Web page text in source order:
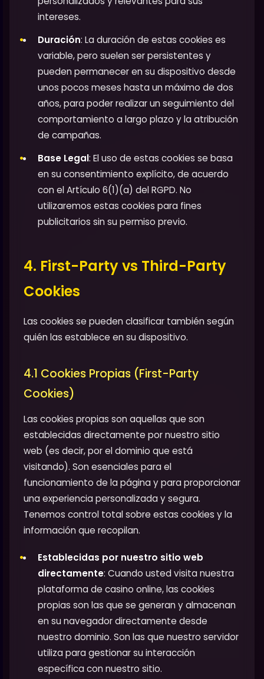
intereses.
Duración: La duración de estas cookies es
variable, pero suelen ser persistentes y
pueden permanecer en su dispositivo desde
unos pocos meses hasta un máximo de dos
años, para poder realizar un seguimiento del
comportamiento a largo plazo y la atribución
de campañas.
Base Legal: El uso de estas cookies se basa
en su consentimiento explícito, de acuerdo
con el Artículo 6(1)(a) del RGPD. No
utilizaremos estas cookies para fines
publicitarios sin su permiso previo.
4. First-Party vs Third-Party
Cookies
Las cookies se pueden clasificar también según
quién las establece en su dispositivo.
4.1 Cookies Propias (First-Party
Cookies)
Las cookies propias son aquellas que son
establecidas directamente por nuestro sitio
web (es decir, por el dominio que está
visitando). Son esenciales para el
funcionamiento de la página y para proporcionar
una experiencia personalizada y segura.
Tenemos control total sobre estas cookies y la
información que recopilan.
Establecidas por nuestro sitio web
directamente: Cuando usted visita nuestra
plataforma de casino online, las cookies
propias son las que se generan y almacenan
en su navegador directamente desde
nuestro dominio. Son las que nuestro servidor
utiliza para gestionar su interacción
específica con nuestro sitio.